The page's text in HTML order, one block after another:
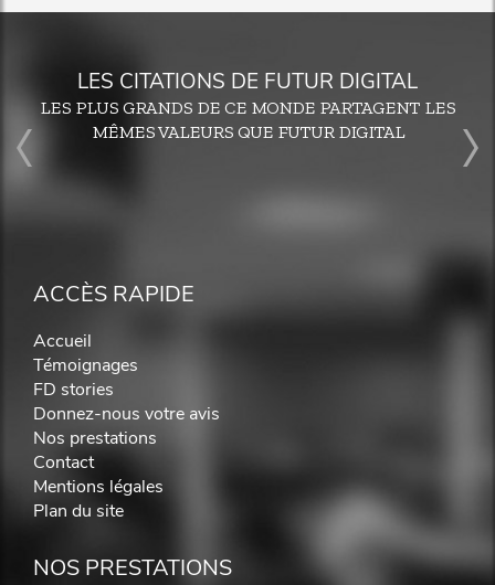
LES CITATIONS DE FUTUR DIGITAL
LES PLUS GRANDS DE CE MONDE PARTAGENT LES
MÊMES VALEURS QUE FUTUR DIGITAL
ACCÈS RAPIDE
Accueil
Témoignages
FD stories
Donnez-nous votre avis
Nos prestations
Contact
Mentions légales
Plan du site
NOS PRESTATIONS